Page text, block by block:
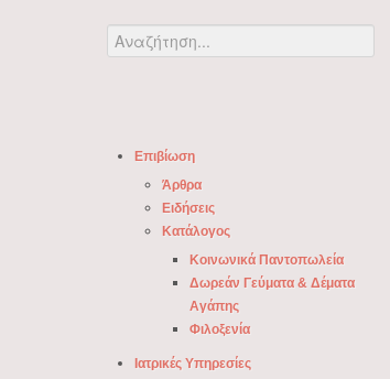
Αναζήτηση...
Επιβίωση
Άρθρα
Ειδήσεις
Κατάλογος
Κοινωνικά Παντοπωλεία
Δωρεάν Γεύματα & Δέματα
Αγάπης
Φιλοξενία
Ιατρικές Υπηρεσίες